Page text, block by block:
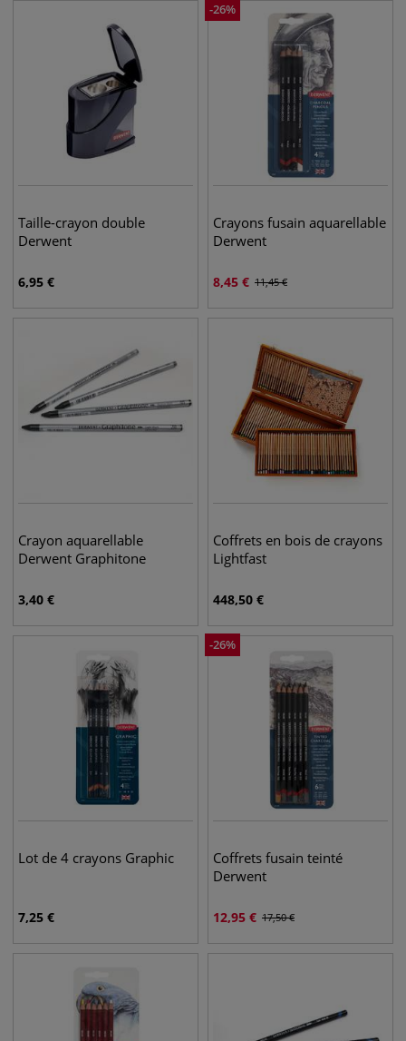
Taille-crayon double
Derwent
6,95 €
-26%
Crayons fusain aquarellable
Derwent
8,45 € 11,45€
Crayon aquarellable
Derwent Graphitone
3,40 €
Coffrets en bois de crayons
Lightfast
448,50 €
Lot de 4 crayons Graphic
7,25 €
-26%
Coffrets fusain teinté
Derwent
12,95 € 17,50€